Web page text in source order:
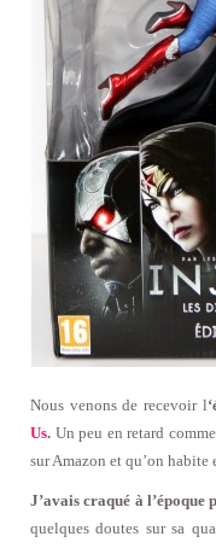
Nous venons de recevoir l
Us. Un peu en retard
sur Amazon et qu’on
J’avais craqué à
quelques doutes sur sa